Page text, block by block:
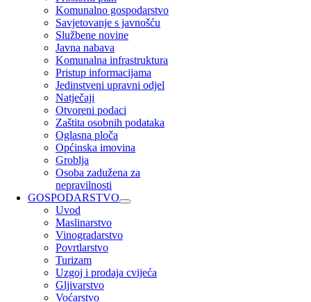
Komunalno gospodarstvo
Savjetovanje s javnošću
Službene novine
Javna nabava
Komunalna infrastruktura
Pristup informacijama
Jedinstveni upravni odjel
Natječaji
Otvoreni podaci
Zaštita osobnih podataka
Oglasna ploča
Općinska imovina
Groblja
Osoba zadužena za
nepravilnosti
GOSPODARSTVO
Uvod
Maslinarstvo
Vinogradarstvo
Povrtlarstvo
Turizam
Uzgoj i prodaja cvijeća
Gljivarstvo
Voćarstvo